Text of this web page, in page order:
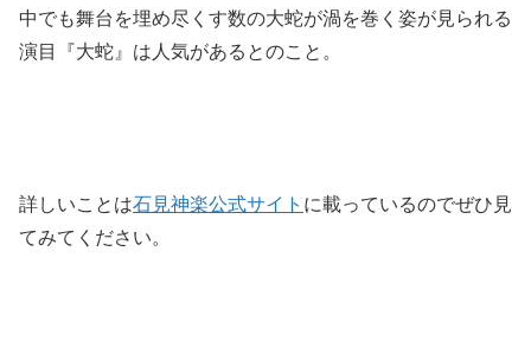
中でも舞台を埋め尽くす数の大蛇が渦を巻く姿が見られる
演目『大蛇』は人気があるとのこと。
詳しいことは石見神楽公式サイト に載っているのでぜひ見
てみてください。